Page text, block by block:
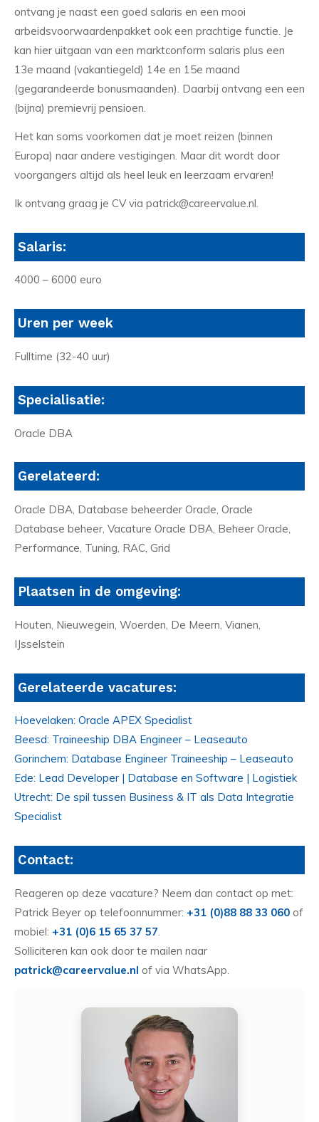
ontvang je naast een goed salaris en een mooi
arbeidsvoorwaardenpakket ook een prachtige functie. Je
kan hier uitgaan van een marktconform salaris plus een
13e maand (vakantiegeld) 14e en 15e maand
(gegarandeerde bonusmaanden). Daarbij ontvang een een
(bijna) premievrij pensioen.
Het kan soms voorkomen dat je moet reizen (binnen
Europa) naar andere vestigingen. Maar dit wordt door
voorgangers altijd als heel leuk en leerzaam ervaren!
Ik ontvang graag je CV via patrick@careervalue.nl.
Salaris:
4000 – 6000 euro
Uren per week
Fulltime (32-40 uur)
Specialisatie:
Oracle DBA
Gerelateerd:
Oracle DBA, Database beheerder Oracle, Oracle
Database beheer, Vacature Oracle DBA, Beheer Oracle,
Performance, Tuning, RAC, Grid
Plaatsen in de omgeving:
Houten, Nieuwegein, Woerden, De Meern, Vianen,
IJsselstein
Gerelateerde vacatures:
Hoevelaken: Oracle APEX Specialist
Beesd: Traineeship DBA Engineer – Leaseauto
Gorinchem: Database Engineer Traineeship – Leaseauto
Ede: Lead Developer | Database en Software | Logistiek
Utrecht: De spil tussen Business & IT als Data Integratie
Specialist
Contact:
Reageren op deze vacature? Neem dan contact op met:
Patrick Beyer op telefoonnummer: +31 (0)88 88 33 060 of
mobiel: +31 (0)6 15 65 37 57.
Solliciteren kan ook door te mailen naar
patrick@careervalue.nl of via WhatsApp.